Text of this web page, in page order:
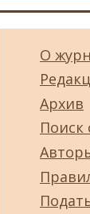
О
Архив
Поиск